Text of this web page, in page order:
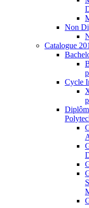
Non
Catalogue
Cycle